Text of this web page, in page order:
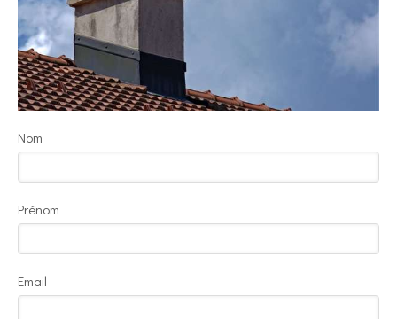
Nom
Prénom
Email